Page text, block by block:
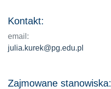
Kontakt:
email:
julia.kurek@pg.edu.pl
Zajmowane stanowiska: